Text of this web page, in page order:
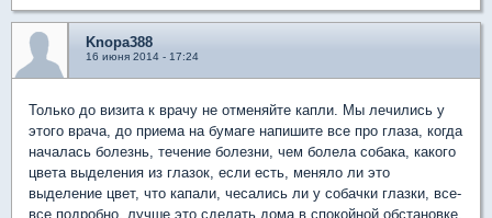
Knopa388
16 июня 2014 - 17:24
Только до визита к врачу не отменяйте капли. Мы лечились у
этого врача, до приема на бумаге напишите все про глаза, когда
началась болезнь, течение болезни, чем болела собака, какого
цвета выделения из глазок, если есть, меняло ли это
выделение цвет, что капали, чесались ли у собачки глазки, все-
все подробно, лучше это сделать дома в спокойной обстановке,